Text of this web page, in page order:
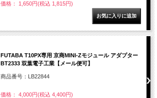
価格： 1,650円(税込 1,815円)
FUTABA T10PX専用 京商MINI-Zモジュール アダプター
BT2333 双葉電子工業【メール便可】
商品番号：LB22844
価格： 4,000円(税込 4,400円)